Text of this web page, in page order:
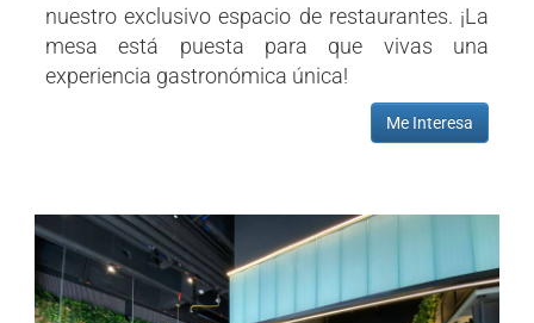
nuestro exclusivo espacio de restaurantes. ¡La
mesa está puesta para que vivas una
experiencia gastronómica única!
Me Interesa